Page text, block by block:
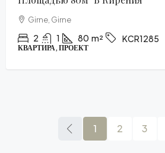
Girne, Girne
2 1 80 m² KCR1285
КВАРТИРА, ПРОЕКТ
1 2 3